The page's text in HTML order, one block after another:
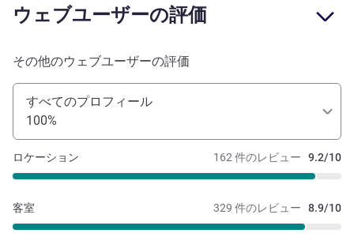
ウェブユーザーの評価
その他のウェブユーザーの評価
すべてのプロフィール
100%
162 件のレビュー 9.2/10
ロケーション
329 件のレビュー 8.9/10
客室